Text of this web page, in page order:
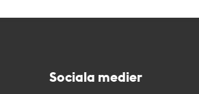
Sociala medier